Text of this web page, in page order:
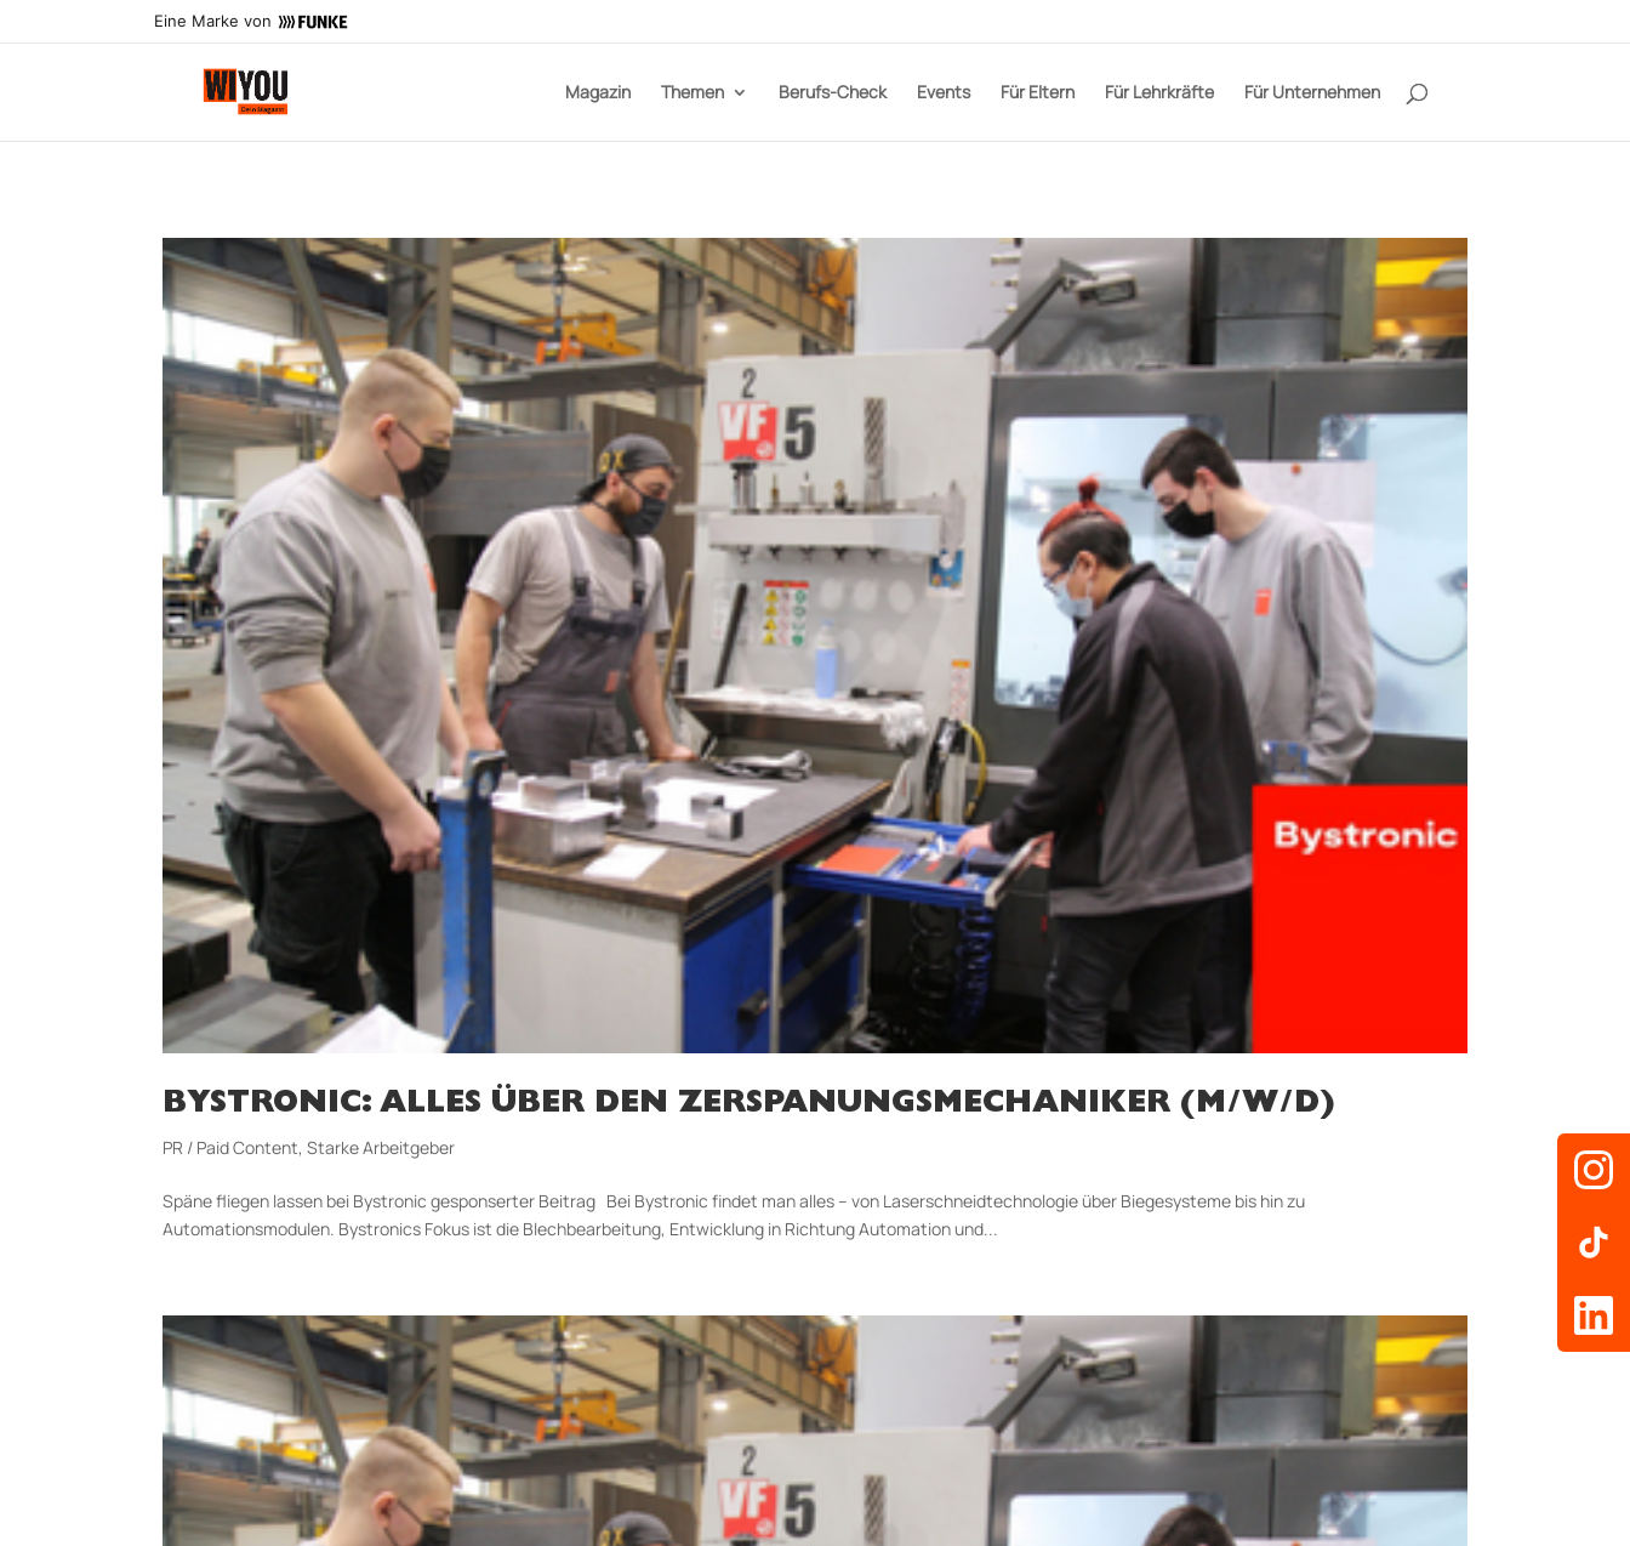
Eine Marke von
Magazin Themen Berufs-Check Events Für Eltern Für Lehrkräfte Für Unternehmen
BYSTRONIC: ALLES ÜBER DEN ZERSPANUNGSMECHANIKER (M/W/D)
PR / Paid Content,Starke Arbeitgeber
Späne fliegen lassen bei Bystronic gesponserter Beitrag Bei Bystronic findet man alles – von Laserschneidtechnologie über Biegesysteme bis hin zu
Automationsmodulen. Bystronics Fokus ist die Blechbearbeitung, Entwicklung in Richtung Automation und...